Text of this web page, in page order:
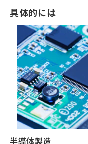
具体的には
半導体製造